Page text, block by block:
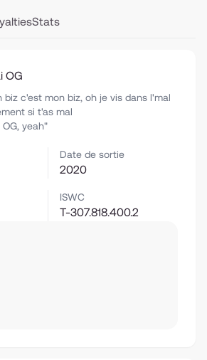
Stats
OG
biz c'est mon biz, oh je vis dans l'mal
si t'as mal
yeah"
Date de sortie
2020
ISWC
T-307.818.400.2